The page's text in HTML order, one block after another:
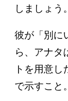
しましょう。
彼が「別に
ら、アナタ
トを用意
で示すこと。